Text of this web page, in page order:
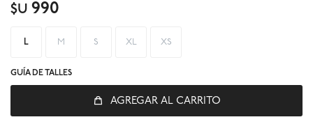
$U 990
L M S XL XS
GUÍA DE TALLES
AGREGAR AL CARRITO
© Copyright 2026 / Global Sports